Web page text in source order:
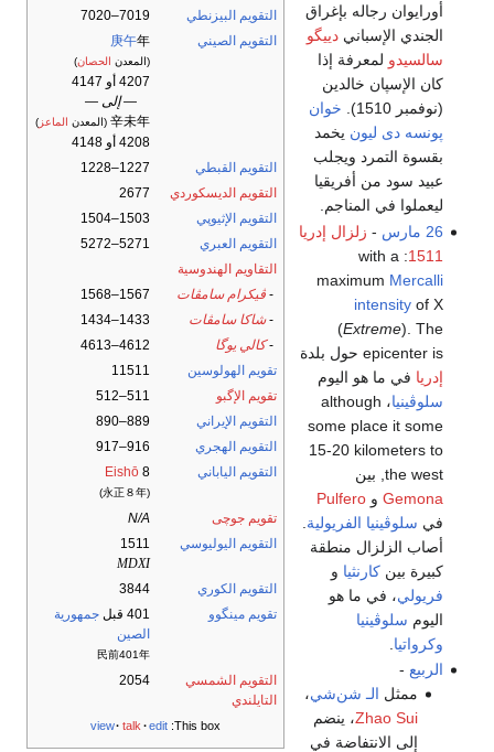
التقويم البيزنطي
7019–7020
التقويم الصيني
庚午年
(المعدن الحصان)
4207 أو 4147
— إلى —
辛未年 (المعدن الماعز )
4208 أو 4148
التقويم القبطي
1227–1228
التقويم الديسكوردي
2677
التقويم الإثيوپي
1503–1504
التقويم العبري
5271–5272
التقاويم الهندوسية
- ڤيكرام سامڤات
1567–1568
-شاكا سامڤات
1433–1434
-كالي يوگا
4612–4613
تقويم الهولوسين
11511
تقويم الإگبو
511–512
التقويم الإيراني
889–890
التقويم الهجري
916–917
التقويم الياباني
Eishō 8
(永正８年)
تقويم جوچى
N/A
التقويم اليوليوسي
1511
MDXI
التقويم الكوري
3844
تقويم مينگوو
401 قبل
جمهورية
الصين
民前401年
التقويم الشمسي
التايلندي
2054
This box:
view talk edit
أورايوان رجاله بإغراق
الجندي الإسبانيدييگو
سالسيدو لمعرفة إذا
كان الإسپان خالدين
(نوفمبر 1510).
خوان
پونسه دى ليون يخمد
بقسوة التمرد ويجلب
عبيد سود من أفريقيا
ليعملوا في المناجم.
26 مارس
- زلزال إدريا
1511
: with a
maximum Mercalli
intensityof X
(Extreme). The
epicenter is حول بلدة
إدريا في ما هو اليوم
سلوڤينيا
، although
some place it some
15-20 kilometers to
the west, بين
Gemona وPulfero
في سلوڤينيا الفريولية
أصاب الزلزال منطقة
كبيرة بينكارنثيا و
فريولي، في ما هو
اليوم سلوڤينيا
وكرواتيا
الربيع -
ممثل الـ شن‌شي،
Zhao Sui، ينضم
إلى الانتفاضة في